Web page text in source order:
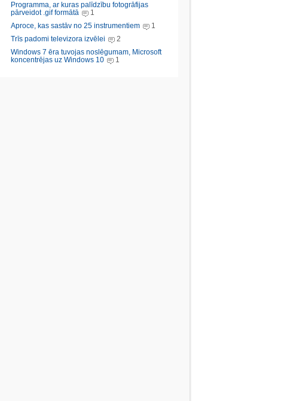
Programma, ar kuras palīdzību fotogrāfijas
pārveidot .gif formātā
1
Aproce, kas sastāv no 25 instrumentiem
1
Trīs padomi televizora izvēlei
2
Windows 7 ēra tuvojas noslēgumam, Microsoft
koncentrējas uz Windows 10
1